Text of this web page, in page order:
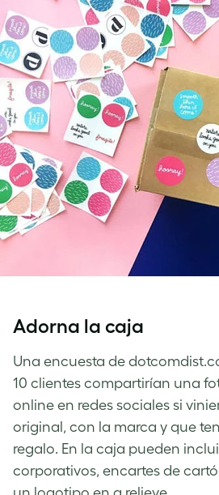
Adorna la caja
Una encuesta de
10 clientes compartirían una
online en redes sociales si
original, con la marca y que
regalo. En la caja pueden
corporativos, encartes de